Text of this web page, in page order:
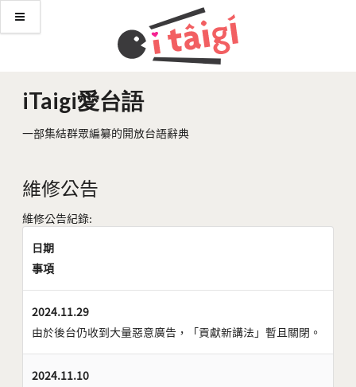
iTaigi愛台語
一部集結群眾編纂的開放台語辭典
維修公告
維修公告紀錄:
日期
事項
2024.11.29
由於後台仍收到大量惡意廣告，「貢獻新講法」暫且關閉。
2024.11.10